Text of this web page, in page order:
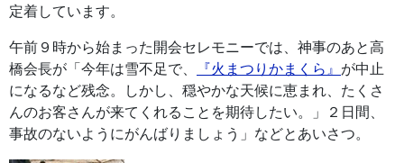
定着しています。
午前９時から始まった開会セレモニーでは、神事のあと高
橋会長が「今年は雪不足で、
『火まつりかまくら』 が中止
になるなど残念。しかし、穏やかな天候に恵まれ、たくさ
んのお客さんが来てくれることを期待したい。」２日間、
事故のないようにがんばりましょう」などとあいさつ。